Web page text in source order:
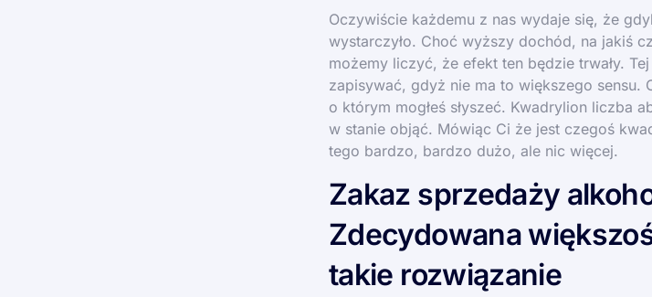
Oczywiście każdemu z nas wydaje się, że
wystarczyło. Choć wyższy dochód, na jakiś
możemy liczyć, że efekt ten będzie trwały.
zapisywać, gdyż nie ma to większego sensu.
o którym mogłeś słyszeć. Kwadrylion liczba
w stanie objąć. Mówiąc Ci że jest czegoś
tego bardzo, bardzo dużo, ale nic więcej.
Zakaz sprzedaży
Zdecydowana
takie rozwiązanie